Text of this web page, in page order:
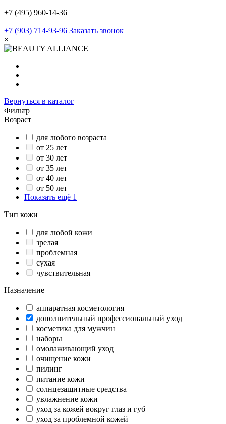
+7 (495) 960-14-36
+7 (903) 714-93-96 Заказать звонок
×
Вернуться в каталог
Фильтр
Возраст
для любого возраста
от 25 лет
от 30 лет
от 35 лет
от 40 лет
от 50 лет
Показать ещё 1
Тип кожи
для любой кожи
зрелая
проблемная
сухая
чувствительная
Назначение
аппаратная косметология
дополнительный профессиональный уход
косметика для мужчин
наборы
омолаживающий уход
очищение кожи
пилинг
питание кожи
солнцезащитные средства
увлажнение кожи
уход за кожей вокруг глаз и губ
уход за проблемной кожей